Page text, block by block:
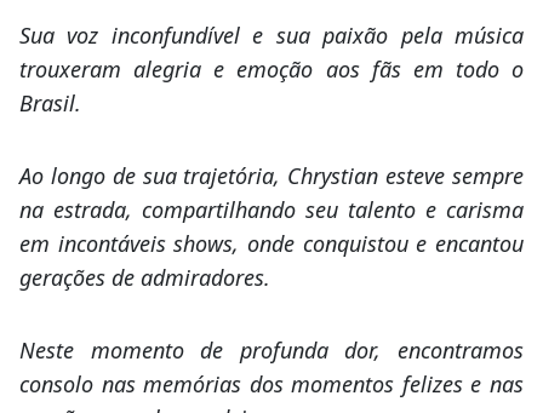
Sua voz inconfundível e sua paixão pela música
trouxeram alegria e emoção aos fãs em todo o
Brasil.
Ao longo de sua trajetória, Chrystian esteve sempre
na estrada, compartilhando seu talento e carisma
em incontáveis shows, onde conquistou e encantou
gerações de admiradores.
Neste momento de profunda dor, encontramos
consolo nas memórias dos momentos felizes e nas